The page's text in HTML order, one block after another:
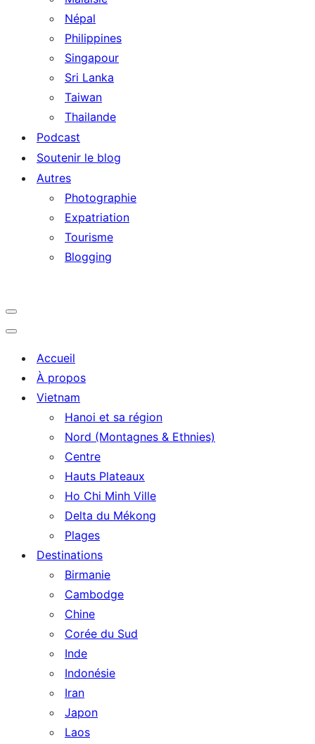
Népal
Philippines
Singapour
Sri Lanka
Taiwan
Thailande
Podcast
Soutenir le blog
Autres
Photographie
Expatriation
Tourisme
Blogging
Navigation
Menu
Navigation
Accueil
À propos
Vietnam
Hanoi et sa région
Nord (Montagnes & Ethnies)
Centre
Hauts Plateaux
Ho Chi Minh Ville
Delta du Mékong
Plages
Destinations
Birmanie
Cambodge
Chine
Corée du Sud
Inde
Indonésie
Iran
Japon
Laos